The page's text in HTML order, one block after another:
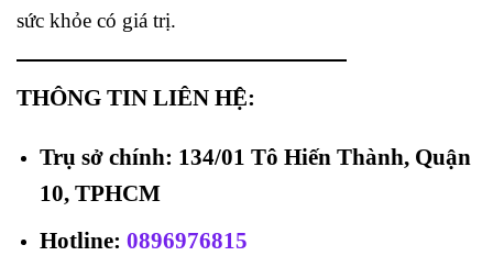
sức khỏe có giá trị.
THÔNG TIN LIÊN HỆ:
Trụ sở chính: 134/01 Tô Hiến Thành, Quận
10, TPHCM
Hotline: 0896976815